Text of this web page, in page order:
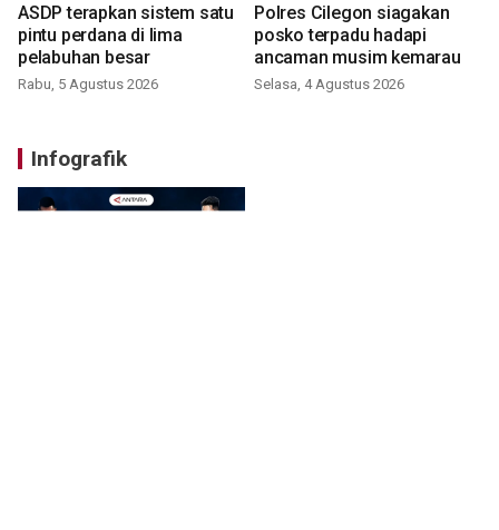
ASDP terapkan sistem satu
pintu perdana di lima
pelabuhan besar
Rabu, 5 Agustus 2026
Polres Cilegon siagakan
posko terpadu hadapi
ancaman musim kemarau
Selasa, 4 Agustus 2026
Infografik